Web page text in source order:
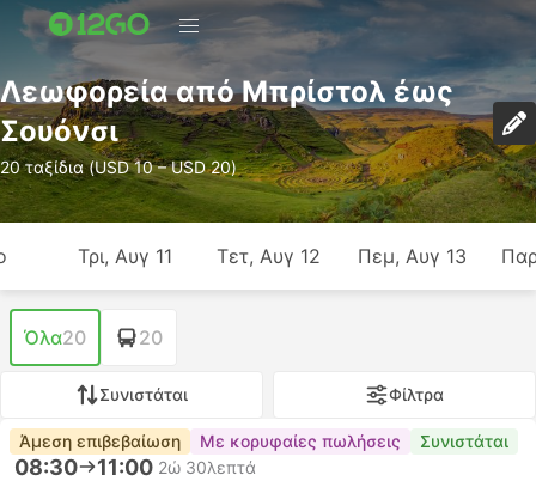
Λεωφορεία από Μπρίστολ έως
Σουόνσι
20 ταξίδια (USD 10 – USD 20)
Τρι, Αυγ 11 Τετ, Αυγ 12 Πεμ, Αυγ 13
Όλα20 20
Συνιστάται Φίλτρα
Άμεση επιβεβαίωση Με κορυφαίες πωλήσεις Συνιστάται
08:30 11:00 2ώ 30λεπτά